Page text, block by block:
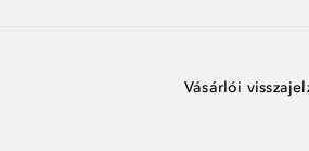
Vásárlói